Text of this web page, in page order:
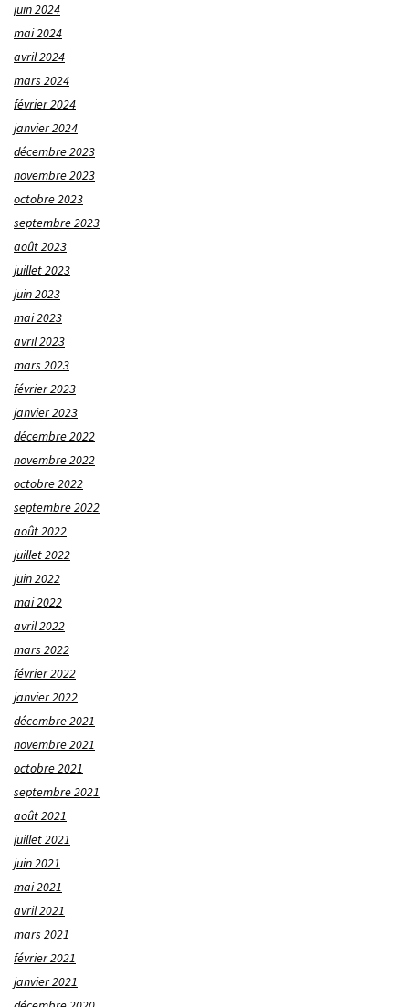
juin 2024
mai 2024
avril 2024
mars 2024
février 2024
janvier 2024
décembre 2023
novembre 2023
octobre 2023
septembre 2023
août 2023
juillet 2023
juin 2023
mai 2023
avril 2023
mars 2023
février 2023
janvier 2023
décembre 2022
novembre 2022
octobre 2022
septembre 2022
août 2022
juillet 2022
juin 2022
mai 2022
avril 2022
mars 2022
février 2022
janvier 2022
décembre 2021
novembre 2021
octobre 2021
septembre 2021
août 2021
juillet 2021
juin 2021
mai 2021
avril 2021
mars 2021
février 2021
janvier 2021